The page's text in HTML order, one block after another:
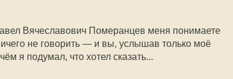
Вячеславович Померанцев меня понимаете
не говорить — и вы, услышав только моё
я подумал, что хотел сказать...